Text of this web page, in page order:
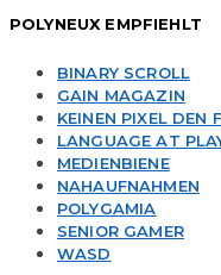
POLYNEUX EMPFIEHLT
BINARY SCROLL
GAIN MAGAZIN
KEINEN PIXEL DEN
LANGUAGE AT
MEDIENBIENE
NAHAUFNAHMEN
POLYGAMIA
SENIOR GAMER
WASD